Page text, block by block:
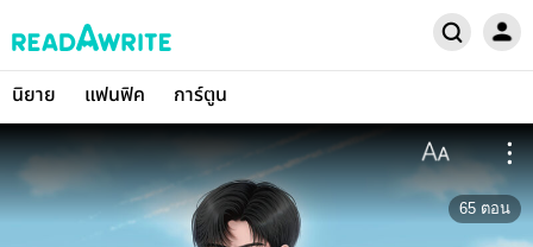
นิยาย แฟนฟิค การ์ตูน
65 ตอน